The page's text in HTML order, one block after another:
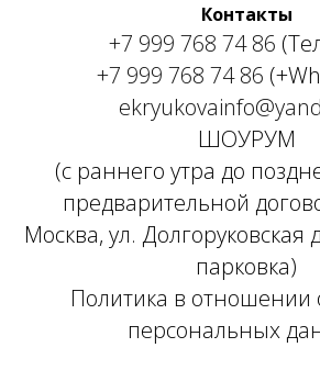
Контакты
+7 999 768 74 86
+7 999 768 74 86
ШОУРУМ
(с раннего утра до
предварительной
Москва, ул. Долгоруковская
парковка)
Политика в отношении
персональных